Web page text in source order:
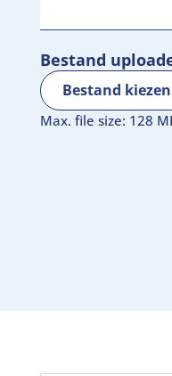
Bestand kiezen
Max. file size: 128
Bestand